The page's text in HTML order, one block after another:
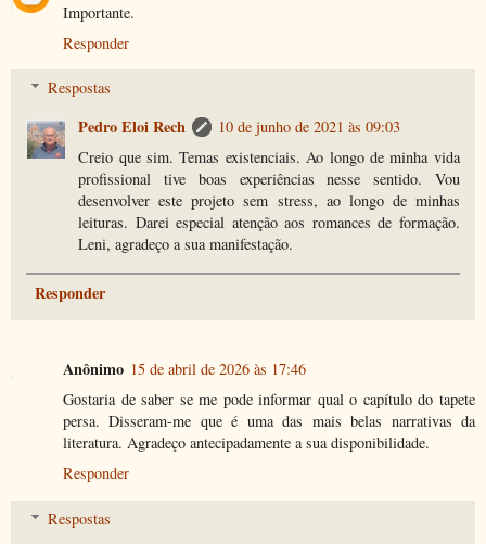
Importante.
Responder
Respostas
Pedro Eloi Rech
10 de junho de 2021 às 09:03
Creio que sim. Temas existenciais. Ao longo de minha vida
profissional tive boas experiências nesse sentido. Vou
desenvolver este projeto sem stress, ao longo de minhas
leituras. Darei especial atenção aos romances de formação.
Leni, agradeço a sua manifestação.
Responder
Anônimo 15 de abril de 2026 às 17:46
Gostaria de saber se me pode informar qual o capítulo do tapete
persa. Disseram-me que é uma das mais belas narrativas da
literatura. Agradeço antecipadamente a sua disponibilidade.
Responder
Respostas